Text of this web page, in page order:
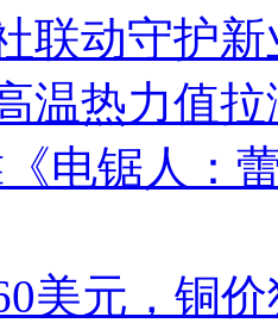
联动守护
温热力值
电锯人：
美元，铜